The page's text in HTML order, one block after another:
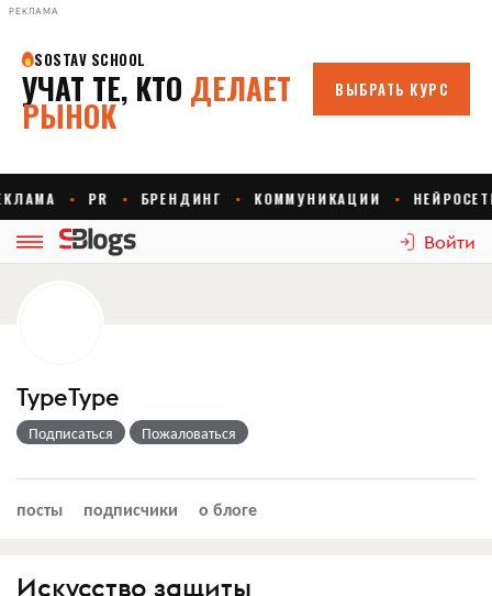
РЕКЛАМА
Войти
TypeType
Подписаться Пожаловаться
посты подписчики о блоге
Искусство защиты